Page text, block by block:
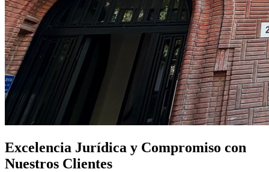
Excelencia Jurídica y Compromiso con
Nuestros Clientes